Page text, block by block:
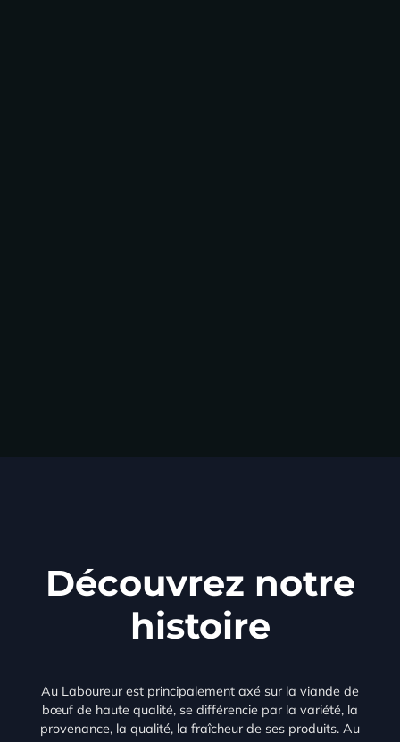
Découvrez notre
histoire
Au Laboureur est principalement axé sur la viande de
bœuf de haute qualité, se différencie par la variété, la
provenance, la qualité, la fraîcheur de ses produits. Au